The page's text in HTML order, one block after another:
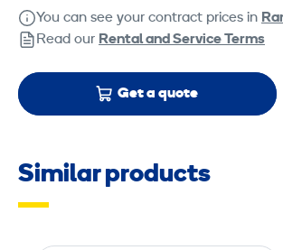
You can see your contract prices in
Read our Rental and Service Terms
Get a quote
Similar products